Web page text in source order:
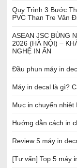
Quy Trình 3 Bước
PVC Than Tre Vân
ASEAN JSC BÙNG
2026 (HÀ NỘI) –
NGHỆ IN ẤN
Đầu phun máy in
Máy in decal là gì?
Mực in chuyển nhiệt
Hướng dẫn cách in
Review 5 máy in
[Tư vấn] Top 5 máy